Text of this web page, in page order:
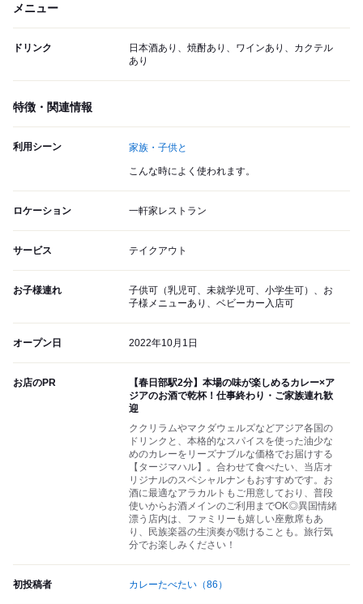
メニュー
ドリンク
日本酒あり、焼酎あり、ワインあり、カクテル
あり
特徴・関連情報
利用シーン 家族・子供と
こんな時によく使われます。
ロケーション 一軒家レストラン
サービス テイクアウト
お子様連れ
子供可（乳児可、未就学児可、小学生可）、お
子様メニューあり、ベビーカー入店可
オープン日 2022年10月1日
お店のPR
【春日部駅2分】本場の味が楽しめるカレー×ア
ジアのお酒で乾杯！仕事終わり・ご家族連れ歓
迎
ククリラムやマクダウェルズなどアジア各国の
ドリンクと、本格的なスパイスを使った油少な
めのカレーをリーズナブルな価格でお届けする
【タージマハル】。合わせて食べたい、当店オ
リジナルのスペシャルナンもおすすめです。お
酒に最適なアラカルトもご用意しており、普段
使いからお酒メインのご利用までOK◎異国情緒
漂う店内は、ファミリーも嬉しい座敷席もあ
り、民族楽器の生演奏が聴けることも。旅行気
分でお楽しみください！
初投稿者 カレーたべたい （86）